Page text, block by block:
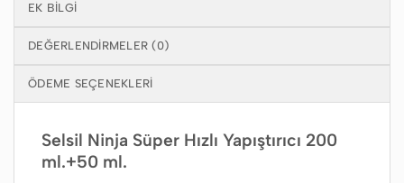
EK BILGI
DEĞERLENDIRMELER (0)
ÖDEME SEÇENEKLERI
Selsil Ninja Süper Hızlı Yapıştırıcı 200
ml.+50 ml.